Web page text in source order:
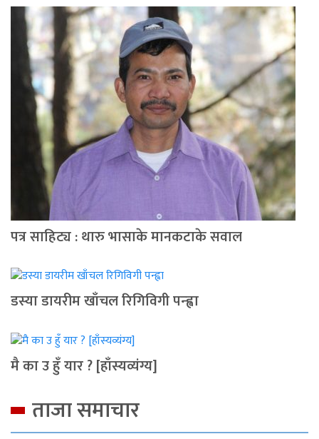
पत्र साहिट्य : थारु भासाके मानकटाके सवाल
डस्या डायरीम खाँचल रिगिविगी पन्ह्वा
मै का उ हुँ यार ? [हाँस्यव्यंग्य]
ताजा समाचार